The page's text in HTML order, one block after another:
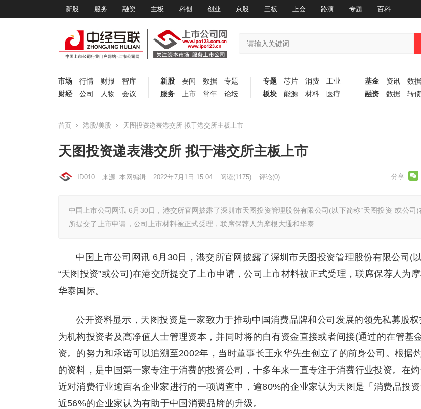
新股 服务 融资 主板 科创 创业 京股 三板 上会 路演 专题 百科
市场 行情 财报
智库
财经
公司 人物 会议
新股 要闻 数据
专题
服务
上市 常年 论坛
专题 芯片 消费
工业
板块
能源 材料 医疗
基金 资讯 数据
融资
数据 转债
首页 港股/美股 天图投资递表港交所 拟于港交所主板上市
天图投资递表港交所 拟于港交所主板上市
ID010 来源: 本网编辑 2022年7月1日 15:04 阅读(1175) 评论(0)
中国上市公司网讯 6月30日，港交所官网披露了深圳市天图投资管理股份有限公司(以下简称“天图投资”或公司)
所提交了上市申请，公司上市材料被正式受理，联席保荐人为摩根大通和华泰…
中国上市公司网讯 6月30日，港交所官网披露了深圳市天图投资管理股份有限公司(
“天图投资”或公司)在港交所提交了上市申请，公司上市材料被正式受理，联席保荐人为
华泰国际。
公开资料显示，天图投资是一家致力于推动中国消费品牌和公司发展的领先私募股权
为机构投资者及高净值人士管理资本，并同时将的自有资金直接或者间接(通过的在管基
资。的努力和承诺可以追溯至2002年，当时董事长王永华先生创立了的前身公司。根据
的资料，是中国第一家专注于消费的投资公司，十多年来一直专注于消费行业投资。在
近对消费行业逾百名企业家进行的一项调查中，逾80%的企业家认为天图是「消费品投资
近56%的企业家认为有助于中国消费品牌的升级。